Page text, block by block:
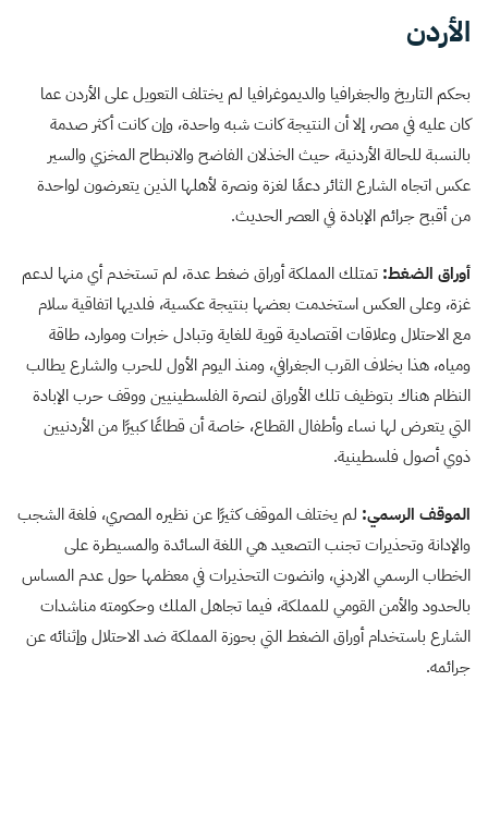
الأردن
بحكم التاريخ والجغرافيا والديموغرافيا لم يختلف التعويل على الأردن عما
كان عليه في مصر، إلا أن النتيجة كانت شبه واحدة، وإن كانت أكثر صدمة
بالنسبة للحالة الأردنية، حيث الخذلان الفاضح والانبطاح المخزي والسير
عكس اتجاه الشارع الثائر دعمًا لغزة ونصرة لأهلها الذين يتعرضون لواحدة
من أقبح جرائم الإبادة في العصر الحديث.
أوراق الضغط: تمتلك المملكة أوراق ضغط عدة، لم تستخدم أي منها لدعم
غزة، وعلى العكس استخدمت بعضها بنتيجة عكسية، فلديها اتفاقية سلام
مع الاحتلال وعلاقات اقتصادية قوية للغاية وتبادل خبرات وموارد، طاقة
ومياه، هذا بخلاف القرب الجغرافي، ومنذ اليوم الأول للحرب والشارع يطالب
النظام هناك بتوظيف تلك الأوراق لنصرة الفلسطينيين ووقف حرب الإبادة
التي يتعرض لها نساء وأطفال القطاع، خاصة أن قطاعًا كبيرًا من الأردنيين
ذوي أصول فلسطينية.
الموقف الرسمي: لم يختلف الموقف كثيرًا عن نظيره المصري، فلغة الشجب
والإدانة وتحذيرات تجنب التصعيد هي اللغة السائدة والمسيطرة على
الخطاب الرسمي الاردني، وانضوت التحذيرات في معظمها حول عدم المساس
بالحدود والأمن القومي للمملكة، فيما تجاهل الملك وحكومته مناشدات
الشارع باستخدام أوراق الضغط التي بحوزة المملكة ضد الاحتلال وإثنائه عن
جرائمه.